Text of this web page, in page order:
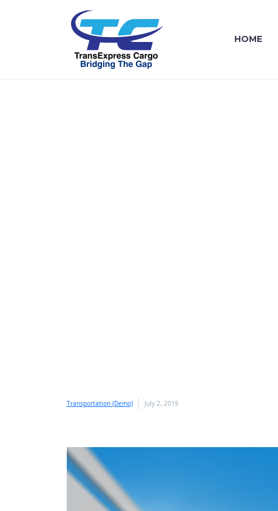
HOME
Transportation (Demo) July 2, 2019